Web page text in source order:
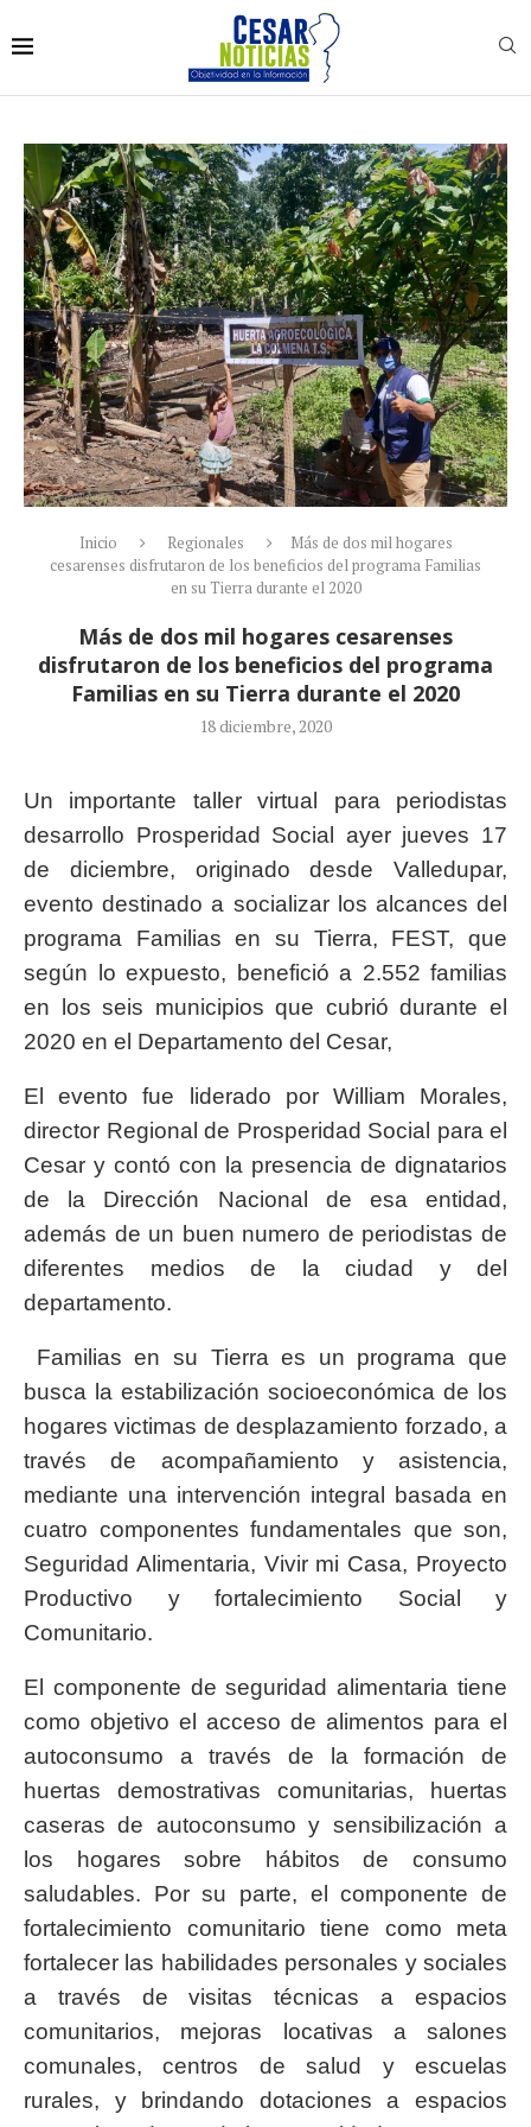
Inicio Regionales
Más de dos mil hogares
cesarenses disfrutaron de los beneficios del programa Familias
en su Tierra durante el 2020
Más de dos mil hogares cesarenses
disfrutaron de los beneficios del programa
Familias en su Tierra durante el 2020
18 diciembre, 2020
Un importante taller virtual para periodistas
desarrollo Prosperidad Social ayer jueves 17
de diciembre, originado desde Valledupar,
evento destinado a socializar los alcances del
programa Familias en su Tierra, FEST, que
según lo expuesto, benefició a 2.552 familias
en los seis municipios que cubrió durante el
2020 en el Departamento del Cesar,
El evento fue liderado por William Morales,
director Regional de Prosperidad Social para el
Cesar y contó con la presencia de dignatarios
de la Dirección Nacional de esa entidad,
además de un buen numero de periodistas de
diferentes medios de la ciudad y del
departamento.
Familias en su Tierra es un programa que
busca la estabilización socioeconómica de los
hogares victimas de desplazamiento forzado, a
través de acompañamiento y asistencia,
mediante una intervención integral basada en
cuatro componentes fundamentales que son,
Seguridad Alimentaria, Vivir mi Casa, Proyecto
Productivo y fortalecimiento Social y
Comunitario.
El componente de seguridad alimentaria tiene
como objetivo el acceso de alimentos para el
autoconsumo a través de la formación de
huertas demostrativas comunitarias, huertas
caseras de autoconsumo y sensibilización a
los hogares sobre hábitos de consumo
saludables. Por su parte, el componente de
fortalecimiento comunitario tiene como meta
fortalecer las habilidades personales y sociales
a través de visitas técnicas a espacios
comunitarios, mejoras locativas a salones
comunales, centros de salud y escuelas
rurales, y brindando dotaciones a espacios